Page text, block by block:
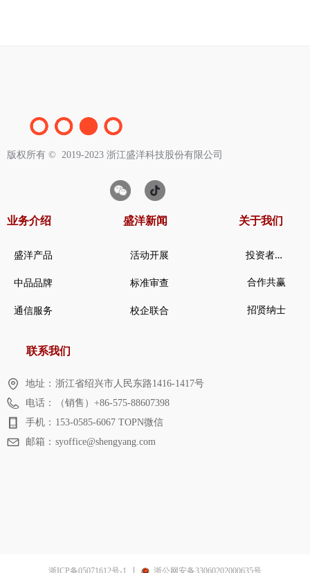
版权所有 ©  2019-2023 浙江盛洋科技股份有限公司
业务介绍
盛洋产品
中品品牌
通信服务
活动开展
标准审查
校企联合
盛洋新闻
投
资者关系
合作共赢
招贤纳士
关于我们
联系我们
地址： 浙江省绍兴市人民东路1416-1417号
电话：
（销售）+86-575-88607398
手机： 153-0585-6067 TOPN微信
邮箱： syoffice@shengyang.com
浙ICP备05071612号-1 浙公网安备33060202000635号